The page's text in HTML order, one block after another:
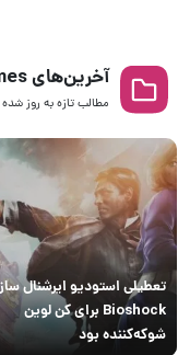
آخرین‌های Irrational Games
مطالب تازه به روز‌ شده
تعطیلی استودیو ایرشنال
Bioshock برای کن لوین
شوکه‌کننده بود